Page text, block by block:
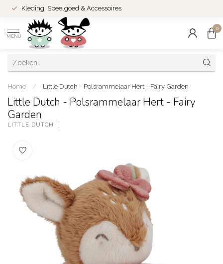
Kleding, Speelgoed & Accessoires
MENU
0
Home / Little Dutch - Polsrammelaar Hert - Fairy Garden
Little Dutch - Polsrammelaar Hert - Fairy
Garden
LITTLE DUTCH